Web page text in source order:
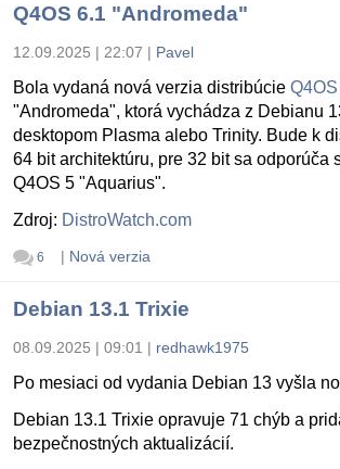
Q4OS 6.1 "Andromeda"
12.09.2025 | 22:07 | Pavel
Bola vydaná nová verzia distribúcie Q4OS
"Andromeda", ktorá vychádza z Debianu
desktopom Plasma alebo Trinity. Bude k
64 bit architektúru, pre 32 bit sa odporúča
Q4OS 5 "Aquarius".
Zdroj: DistroWatch.com
6 | Nová verzia
Debian 13.1 Trixie
08.09.2025 | 09:01 | redhawk1975
Po mesiaci od vydania Debian 13 vyšla
Debian 13.1 Trixie opravuje 71 chýb a
bezpečnostných aktualizácií.